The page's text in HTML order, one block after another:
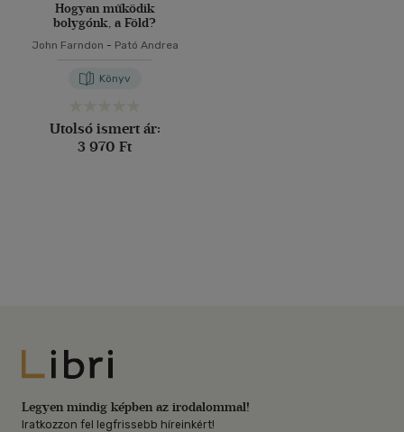
Hogyan működik
bolygónk, a Föld?
John Farndon - Pató Andrea
Könyv
Utolsó ismert ár:
3 970 Ft
Libri
Legyen mindig képben az irodalommal!
Iratkozzon fel legfrissebb híreinkért!